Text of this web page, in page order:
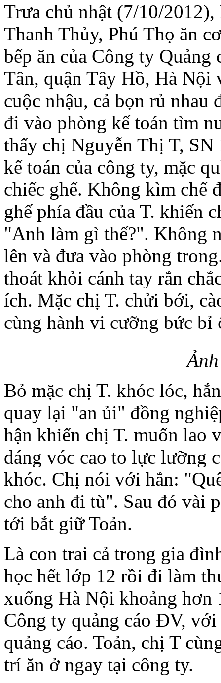
Trưa chủ nhật (7/10/
Thanh Thủy, Phú Thọ ăn
bếp ăn của Công ty
Tân, quận Tây Hồ, Hà Nội
cuộc nhậu, cả bọn rủ nhau
đi vào phòng kế toán tìm
thấy chị Nguyễn Thị T,
kế toán của công ty, mặc
chiếc ghế. Không kìm chế
ghế phía đầu của T. khiến
"Anh làm gì thế?". Không
lên và đưa vào phòng
thoát khỏi cánh tay rắn
ích. Mặc chị T. chửi bới,
cùng hành vi cưỡng bức bỉ
Bỏ mặc chị T. khóc lóc,
quay lại "an ủi" đồng
hận khiến chị T. muốn lao
dáng vóc cao to lực lưỡng
khóc. Chị nói với hắn:
cho anh đi tù". Sau đó vài
tới bắt giữ Toản.
Là con trai cả trong gia
học hết lớp 12 rồi đi làm
xuống Hà Nội khoảng hơn
Công ty quảng cáo ĐV,
quảng cáo. Toản, chị T
trí ăn ở ngay tại công ty.